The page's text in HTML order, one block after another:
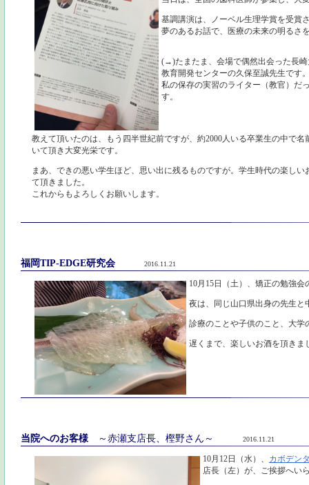
基調講演は、ノーベル生理学賞を受賞
夢のあるお話で、医療の未来の明るさ
(→)たまたま、会場で偶然出会った長
教育開発センターの久保至誠先生です
私の保存の実習のライター（教官）だ
す。
教えて頂いたのは、もう四半世紀前ですが、約2000人いる卒業生の中で名
いて頂き大変光栄です。
まあ、できの悪い学生ほど、思い出に残るものですが。学生時代の楽しい
て頂きました。
これからもよろしくお願いします。
福岡TIP-EDGE研究会 2016.11.21
10月15日（土）、矯正の勉強会
夜は、同じ山口県出身の先生と
診療のことや子供のこと、大学
遅くまで、楽しいお酒を頂きま
当院へのお客様 ～赤瀬支店長、樫野さん～ 2016.11.21
10月12日（水）、 カボデン
店長（左）が、ご挨拶へい